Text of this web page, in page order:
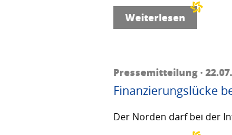
Weiterlesen
Pressemitteilung ·
Finanzierungslücke
Der Norden darf bei der